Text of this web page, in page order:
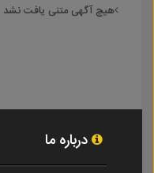
هیچ آگهی متنی یافت نشد
درباره ما